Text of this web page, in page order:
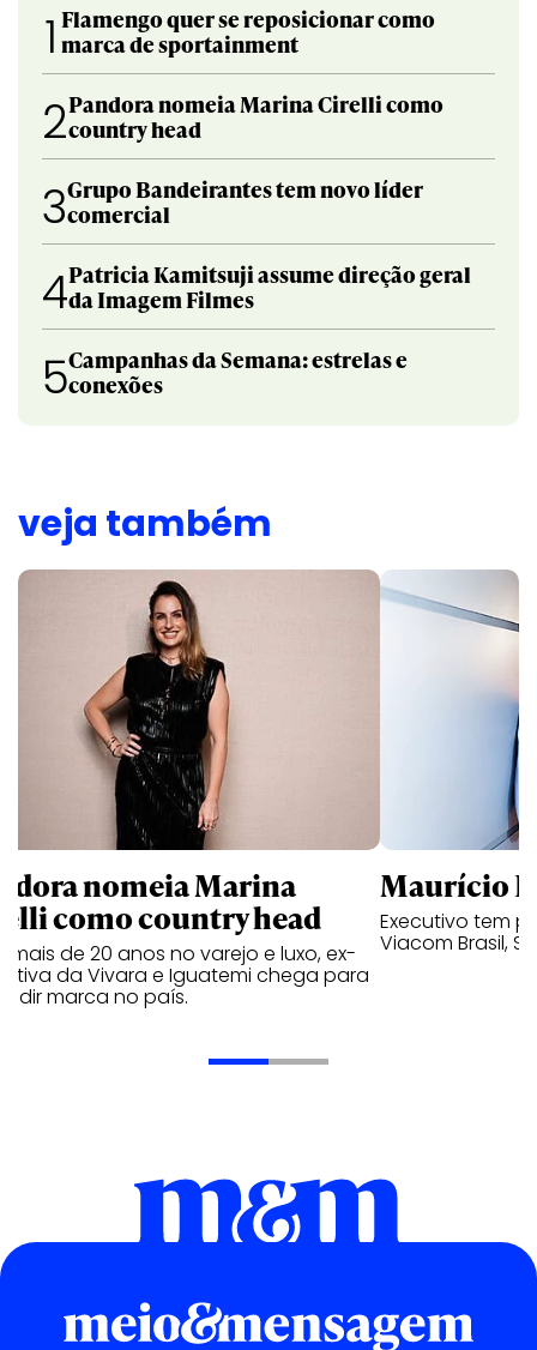
1 Flamengo quer se reposicionar como
marca de sportainment
2Pandora nomeia Marina Cirelli como
country head
3Grupo Bandeirantes tem novo líder
comercial
4Patricia Kamitsuji assume direção geral
da Imagem Filmes
5Campanhas da Semana: estrelas e
conexões
veja também
nomeia Marina
como country head
mais de 20 anos no varejo e luxo, ex-
da Vivara e Iguatemi chega para
marca no país.
Maurício
Executivo tem
Viacom Brasil,